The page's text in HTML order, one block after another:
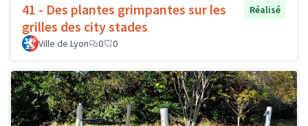
41 - Des plantes grimpantes sur les
grilles des city stades
Réalisé
Ville de Lyon 0 0